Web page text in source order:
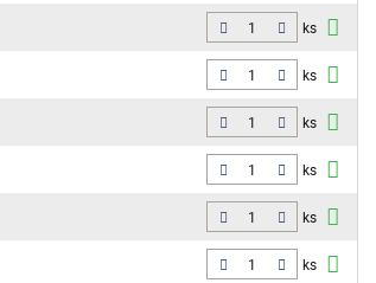
ks
ks
ks
ks
ks
ks